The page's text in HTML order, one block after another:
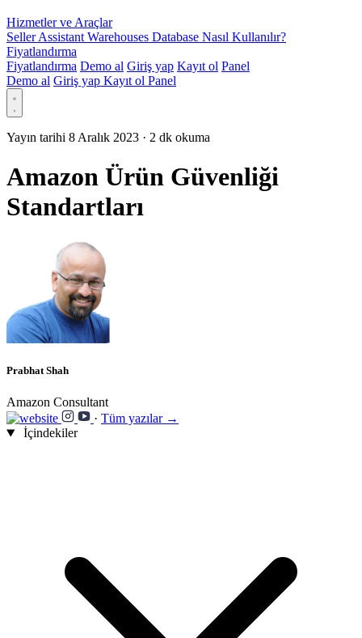
Hizmetler ve Araçlar
Seller Assistant Warehouses Database Nasıl Kullanılır?
Fiyatlandırma
Fiyatlandırma Demo al Giriş yap Kayıt ol Panel
Demo al Giriş yap Kayıt ol Panel
Yayın tarihi 8 Aralık 2023 · 2 dk okuma
Amazon Ürün Güvenliği
Standartları
Prabhat Shah
Amazon Consultant
· Tüm yazılar →
İçindekiler